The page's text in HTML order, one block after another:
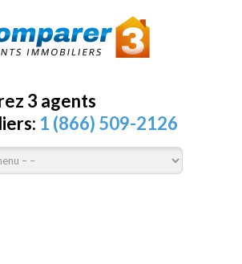
3 agents
1 (866) 509-2126